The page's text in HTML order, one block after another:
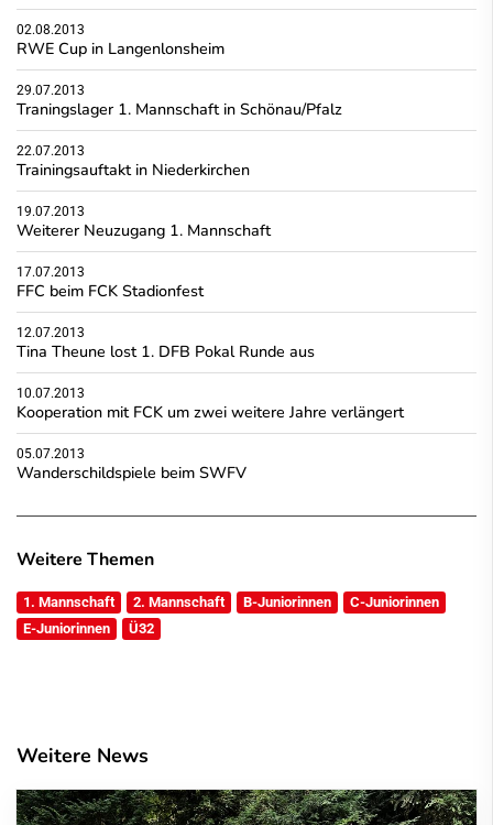
02.08.2013
RWE Cup in Langenlonsheim
29.07.2013
Traningslager 1. Mannschaft in Schönau/Pfalz
22.07.2013
Trainingsauftakt in Niederkirchen
19.07.2013
Weiterer Neuzugang 1. Mannschaft
17.07.2013
FFC beim FCK Stadionfest
12.07.2013
Tina Theune lost 1. DFB Pokal Runde aus
10.07.2013
Kooperation mit FCK um zwei weitere Jahre verlängert
05.07.2013
Wanderschildspiele beim SWFV
Weitere Themen
1. Mannschaft 2. Mannschaft B-Juniorinnen
C-Juniorinnen
E-Juniorinnen
Ü32
Weitere News